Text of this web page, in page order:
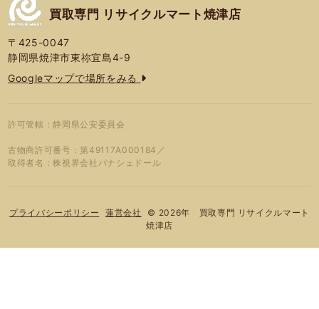
買取専門 リサイクルマート焼津店
〒425-0047
静岡県焼津市東祢宜島4-9
Googleマップで場所をみる
許可管轄：静岡県公安委員会
古物商許可番号：第49117A000184／
取得者名：株視界会社パナシェドール
プライバシーポリシー 蓮営会社
© 2026年 買取専門 リサイクルマート
焼津店